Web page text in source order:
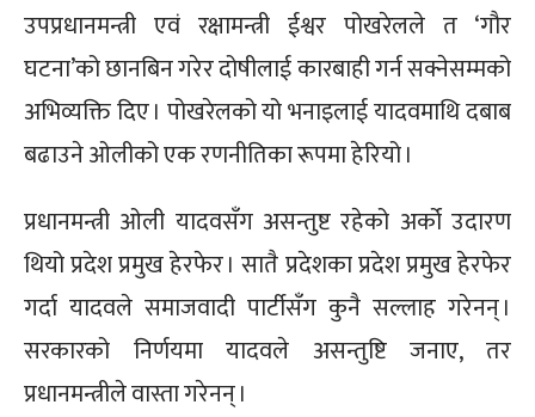
उपप्रधानमन्त्री एवं रक्षामन्त्री ईश्वर पोखरेलले त ‘गौर
घटना’को छानबिन गरेर दोषीलाई कारबाही गर्न सक्नेसम्मको
अभिव्यक्ति दिए । पोखरेलको यो भनाइलाई यादवमाथि दबाब
बढाउने ओलीको एक रणनीतिका रूपमा हेरियो ।
प्रधानमन्त्री ओली यादवसँग असन्तुष्ट रहेको अर्को उदारण
थियो प्रदेश प्रमुख हेरफेर । सातै प्रदेशका प्रदेश प्रमुख हेरफेर
गर्दा यादवले समाजवादी पार्टीसँग कुनै सल्लाह गरेनन् ।
सरकारको निर्णयमा यादवले असन्तुष्टि जनाए, तर
प्रधानमन्त्रीले वास्ता गरेनन् ।